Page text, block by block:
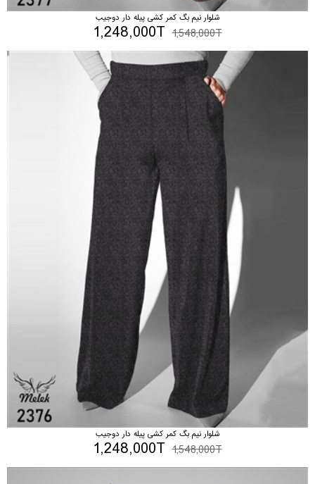
شلوار نیم بگ کمر کشی پیله دار دوجیب
1,548,000T
1,248,000T
شلوار نیم بگ کمر کشی پیله دار دوجیب
1,548,000T
1,248,000T